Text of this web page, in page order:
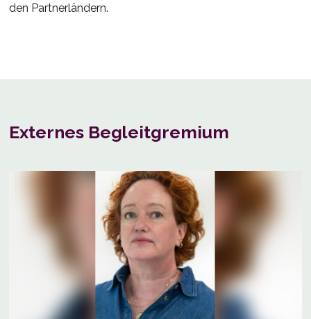
den Partnerländern.
Externes Begleitgremium